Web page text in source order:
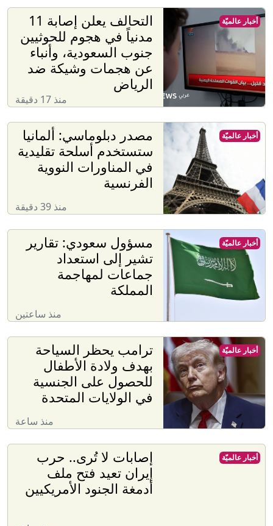
التحالف يعلن إصابة 11
مدنياً في هجوم للحوثيين
جنوب السعودية، وأنباء
عن هجمات وشيكة ضد
الرياض
منذ 17 دقيقة
أخبار عالميّة
مصدر دبلوماسي: ألمانيا
ستستخدم أسلحة تقليدية
في المناورات النووية
الفرنسية
منذ 39 دقيقة
أخبار عالميّة
مسؤول سعودي: تقارير
تشير إلى استعداد
جماعات لمهاجمة
المملكة
منذ ساعتين
أخبار عالميّة
ترامب يحظر السياحة
بهدف ولادة الأطفال
للحصول على الجنسية
في الولايات المتحدة
منذ ساعة
أخبار عالميّة
إصابات لا تُرى.. حرب
إيران تعيد فتح ملف
أدمغة الجنود الأمريكيين
أخبار عالميّة